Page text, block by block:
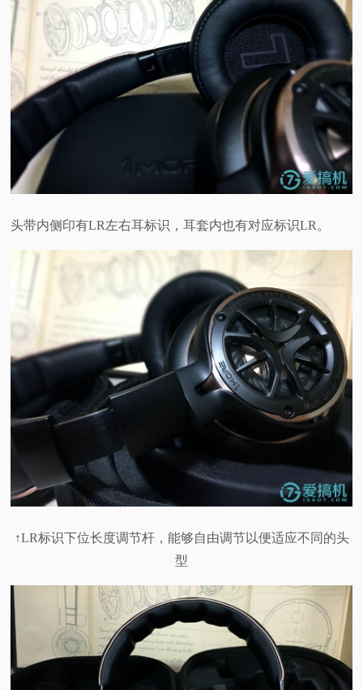
头带内侧印有LR左右耳标识，耳套内也有对应标识LR。
↑LR标识下位长度调节杆，能够自由调节以便适应不同的头
型